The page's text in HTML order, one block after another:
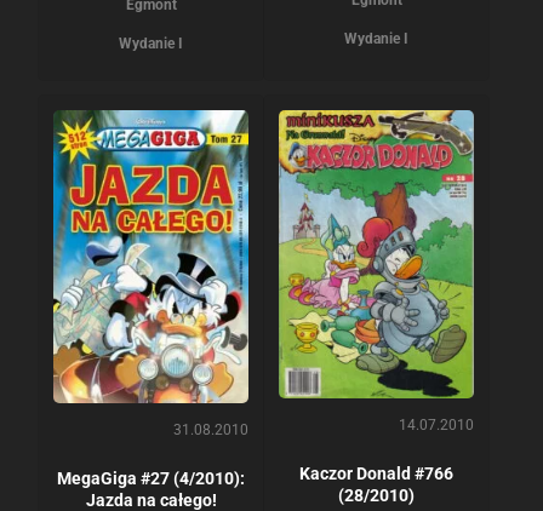
Egmont
Wydanie I Wydanie I
31.08.2010
MegaGiga #27 (4/2010):
Jazda na całego!
14.07.2010
Kaczor Donald #766
(28/2010)